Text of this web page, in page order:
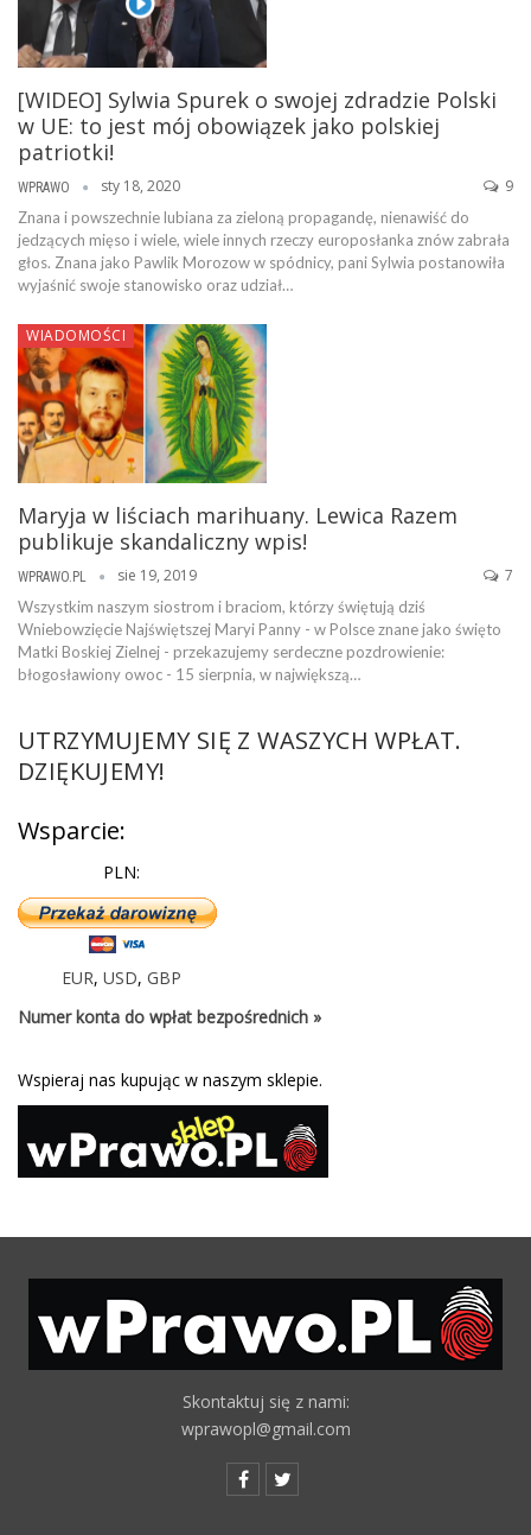
[WIDEO] Sylwia Spurek o swojej zdradzie Polski
w UE: to jest mój obowiązek jako polskiej
patriotki!
WPRAWO sty 18, 2020 9
Znana i powszechnie lubiana za zieloną propagandę, nienawiść do
jedzących mięso i wiele, wiele innych rzeczy europosłanka znów zabrała
głos. Znana jako Pawlik Morozow w spódnicy, pani Sylwia postanowiła
wyjaśnić swoje stanowisko oraz udział…
WIADOMOŚCI
Maryja w liściach marihuany. Lewica Razem
publikuje skandaliczny wpis!
WPRAWO.PL sie 19, 2019 7
Wszystkim naszym siostrom i braciom, którzy świętują dziś
Wniebowzięcie Najświętszej Maryi Panny - w Polsce znane jako święto
Matki Boskiej Zielnej - przekazujemy serdeczne pozdrowienie:
błogosławiony owoc - 15 sierpnia, w największą…
UTRZYMUJEMY SIĘ Z WASZYCH WPŁAT.
DZIĘKUJEMY!
Wsparcie:
PLN:
EUR, USD, GBP
Numer konta do wpłat bezpośrednich »
Wspieraj nas kupując w naszym sklepie.
Skontaktuj się z nami:
wprawopl@gmail.com